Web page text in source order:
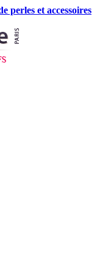
perles et accessoires